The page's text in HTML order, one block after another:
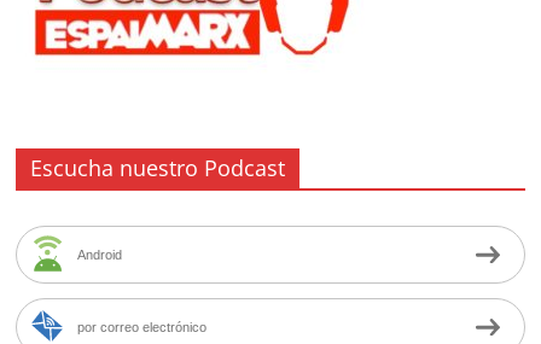
Escucha nuestro Podcast
Android
por correo electrónico